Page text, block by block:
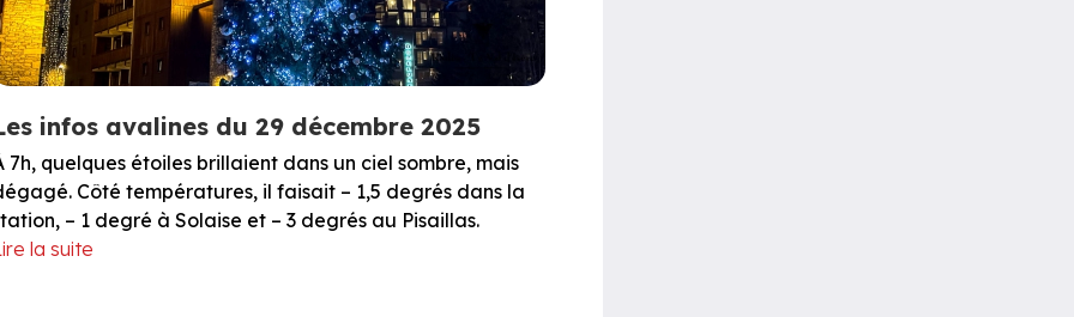
infos avalines du 29 décembre 2025
7h, quelques étoiles brillaient dans un ciel sombre, mais
Côté températures, il faisait – 1,5 degrés dans la
– 1 degré à Solaise et – 3 degrés au Pisaillas.
la suite